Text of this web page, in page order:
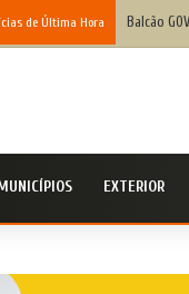
de Última Hora Balcão
EXTERIOR